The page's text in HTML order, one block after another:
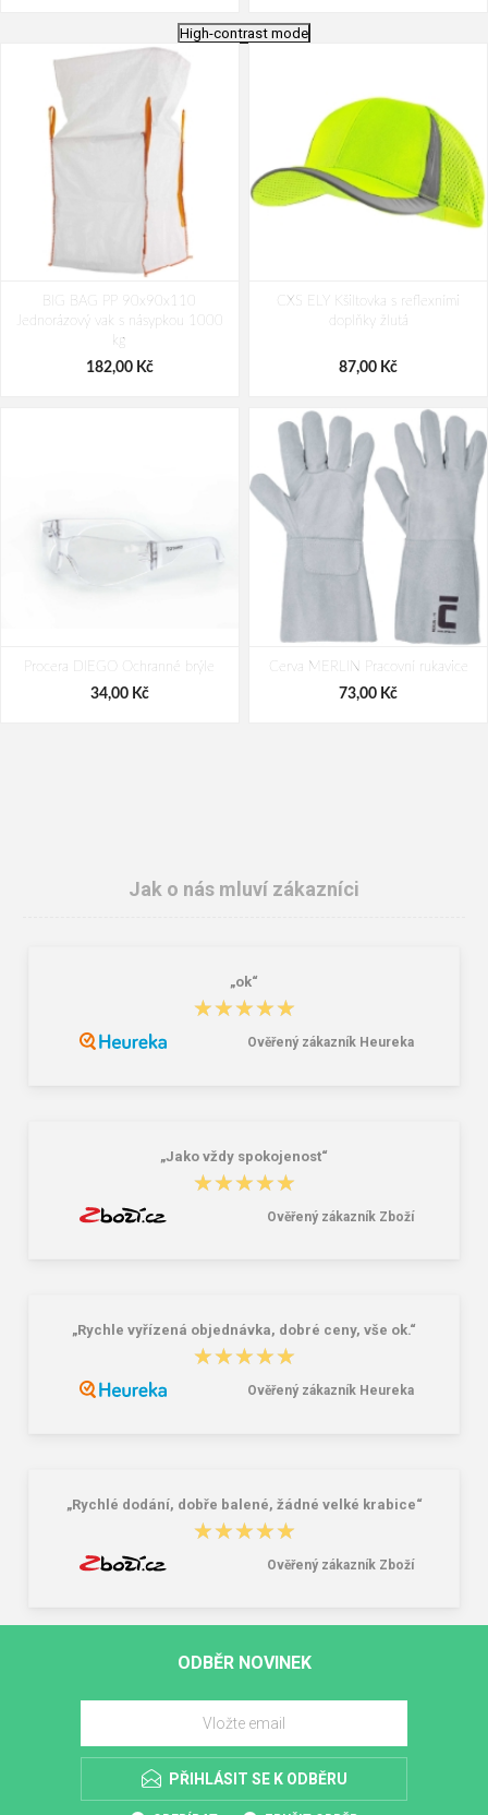
KŘÍŽ, žlutý
192,00 Kč
odpad 20ks/role
43,00 Kč
High-contrast mode
BIG BAG PP 90x90x110
Jednorázový vak s násypkou 1000
kg
182,00 Kč
CXS ELY Kšiltovka s reflexními
doplňky žlutá
87,00 Kč
Procera DIEGO Ochranné brýle
34,00 Kč
Cerva MERLIN Pracovní rukavice
73,00 Kč
4,10 Kč
3vrstvá nano rouška 10ks
90,00 Kč 459,00 Kč
Jak o nás mluví zákazníci
„ok“
★★★★★
★★★★★
Ověřený zákazník Heureka
„Jako vždy spokojenost“
★★★★★
★★★★★
Ověřený zákazník Zboží
„Rychle vyřízená objednávka, dobré ceny, vše ok.“
★★★★★
★★★★★
Ověřený zákazník Heureka
„Rychlé dodání, dobře balené, žádné velké krabice“
★★★★★
★★★★★
Ověřený zákazník Zboží
ODBĚR NOVINEK
PŘIHLÁSIT SE K ODBĚRU